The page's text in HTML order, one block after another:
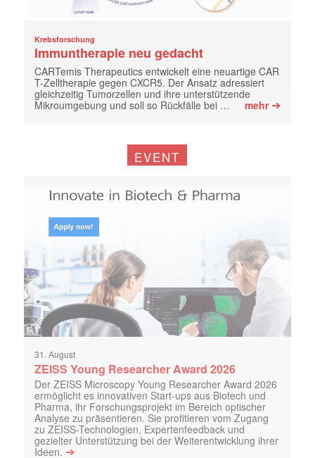
Krebsforschung
Immuntherapie neu gedacht
CARTemis Therapeutics entwickelt eine neuartige CAR
T-Zelltherapie gegen CXCR5. Der Ansatz adressiert
gleichzeitig Tumorzellen und ihre unterstützende
Mikroumgebung und soll so Rückfälle bei …
mehr➔
EVENT
31. August
ZEISS Young Researcher Award 2026
Der ZEISS Microscopy Young Researcher Award 2026
ermöglicht es innovativen Start-ups aus Biotech und
Pharma, ihr Forschungsprojekt im Bereich optischer
Analyse zu präsentieren. Sie profitieren vom Zugang
zu ZEISS-Technologien, Expertenfeedback und
gezielter Unterstützung bei der Weiterentwicklung ihrer
Ideen. ➔